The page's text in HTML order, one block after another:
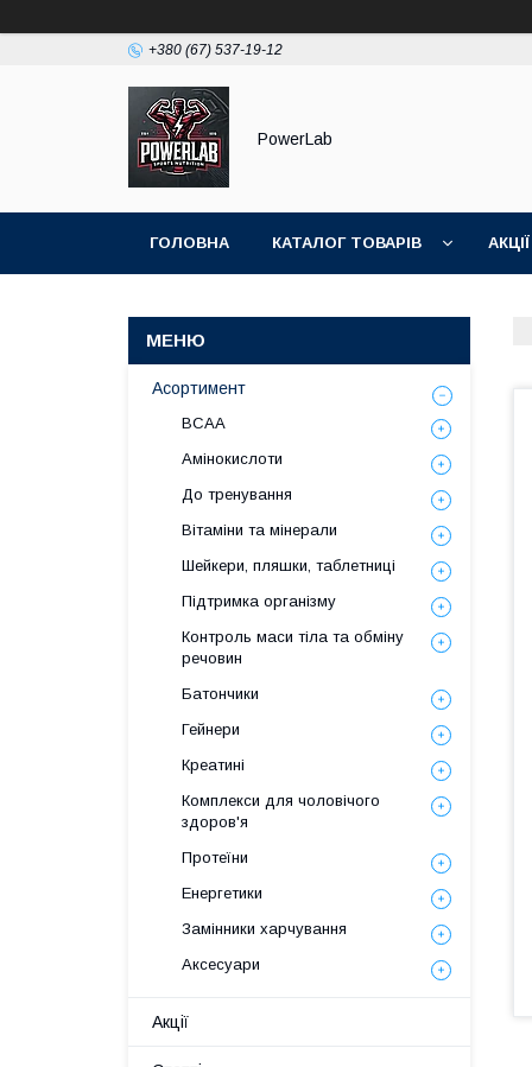
+380 (67) 537-19-12
PowerLab
ГОЛОВНА КАТАЛОГ ТОВАРІВ АКЦІЇ
Асортимент
BCAA
Амінокислоти
До тренування
Вітаміни та мінерали
Шейкери, пляшки, таблетниці
Підтримка організму
Контроль маси тіла та обміну
речовин
Батончики
Гейнери
Креатині
Комплекси для чоловічого
здоров'я
Протеїни
Енергетики
Замінники харчування
Аксесуари
Акції